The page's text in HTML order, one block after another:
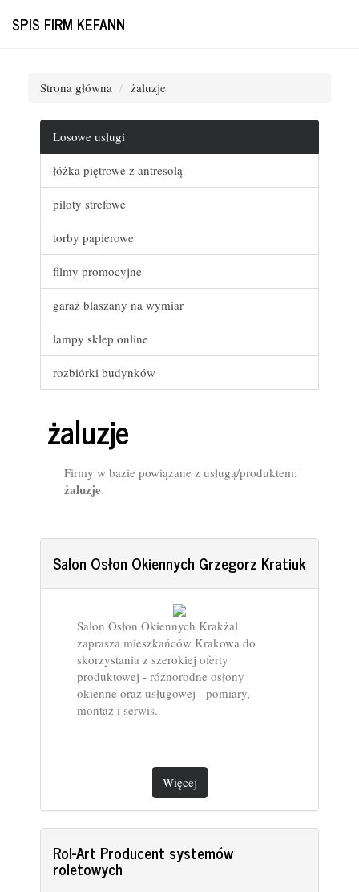
SPIS FIRM KEFANN
Strona główna żaluzje
Losowe usługi
łóżka piętrowe z antresolą
piloty strefowe
torby papierowe
filmy promocyjne
garaż blaszany na wymiar
lampy sklep online
rozbiórki budynków
żaluzje
Firmy w bazie powiązane z usługą/produktem:
żaluzje.
Salon Osłon Okiennych Grzegorz Kratiuk
Salon Osłon Okiennych Krakżal
zaprasza mieszkańców Krakowa do
skorzystania z szerokiej oferty
produktowej - różnorodne osłony
okienne oraz usługowej - pomiary,
montaż i serwis.
Więcej
Rol-Art Producent systemów
roletowych